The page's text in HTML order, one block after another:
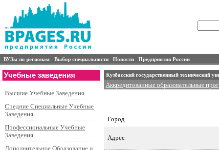
ВУЗы по регионам Выбор специальности Новости Предприятия России
Учебные заведения
Высшие Учебные Заведения
Средние Специальные Учебные
Заведения
Профессиональные Учебные
Заведения
Дополнительное Образование и
Кузбасский государственный технический
Аккредитованные образовательные
Город
Адрес